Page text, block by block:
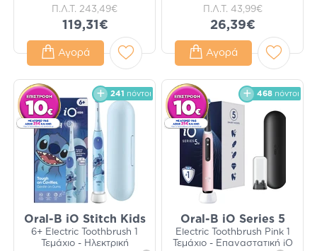
Π.Λ.Τ. 243,49€
119,31€
Αγορά
Π.Λ.Τ. 43,99€
26,39€
Αγορά
241 πόντοι
Oral-B iO Stitch Kids
6+ Electric Toothbrush 1
Τεμάχιο - Ηλεκτρική
468 πόντοι
Oral-B iO Series 5
Electric Toothbrush Pink 1
Τεμάχιο - Επαναστατική iO